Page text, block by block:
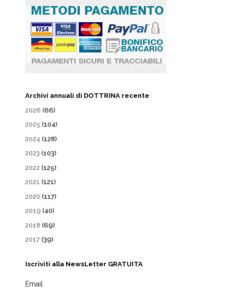
Archivi annuali di DOTTRINA recente
2026 (66)
2025 (104)
2024 (128)
2023 (103)
2022 (125)
2021 (121)
2020 (117)
2019 (40)
2018 (69)
2017 (39)
Iscriviti alla NewsLetter GRATUITA
Email